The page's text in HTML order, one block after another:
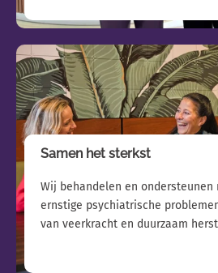
Samen het sterkst
Wij behandelen en ondersteunen
ernstige psychiatrische
van veerkracht en duurzaam